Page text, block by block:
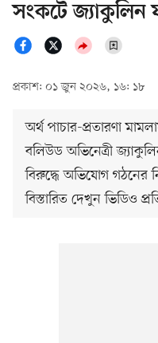
সংকটে জ্যাকুলিন
প্রকাশ: ০১ জুন ২০২৬, ১৬: ১৮
অর্থ পাচার-প্রতারণা
বলিউড অভিনেত্রী
বিরুদ্ধে অভিযোগ গঠনের
বিস্তারিত দেখুন ভিডিও